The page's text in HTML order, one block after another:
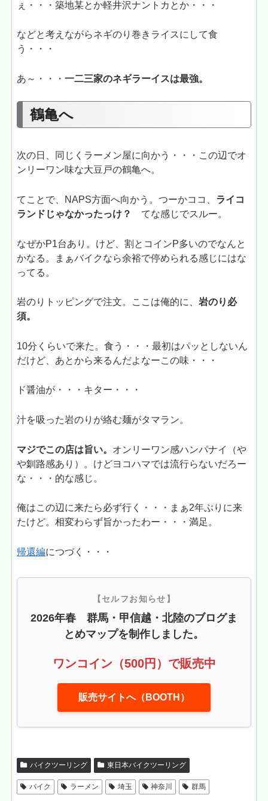
ぇ・・・築地某とか軽井沢ナントカとか・・・
などと考えながらネギのり巻きライスにして食
う・・・
あ～・・・一二三家のネギラーイスは最強。
鶴亀へ
次の日、同じくラーメン屋に向かう・・・この辺でオ
ンリーワン味な大豆戸の鶴亀へ。
てことで、NAPS方面へ向かう。つーかココ、 ライコ
ランドじゃなかったっけ？
てな感じでスルー。
なぜかP1台あり。けど、割とコインP多いのでなんと
かなる。まぁバイクなら余裕で停められる感じにはな
ってる。
岩のりトッピングで注文。ここは俺的に、岩のり必
須。
10分くらいで来た。食う・・・最初はパッとしないん
だけど、あとから来るんだよなーこの味・・・
ド醤油が・・・キター・・・
汁を吸った岩のりが絡む麺がタマラン。
マジでこの店は旨い。 オンリーワン感ハンパナイ（や
や釧路感あり）。けどヨコハマでは流行らないだろー
な・・・的な感じ。
俺はこの辺に来たら必ず行く・・・まぁ2年ぶりに来
たけど。相変わらず旨かったわー・・・満足。
帰還編につづく・・・
【セルフお知らせ】
2026年春 群馬・甲信越・北陸のブログま
とめマップを制作しました。
ワンコイン（500円）で販売中
販売サイトへ（BOOTH）
バイクツーリング 東日本バイクツーリング
バイク ラーメン 埼玉 神奈川 群馬